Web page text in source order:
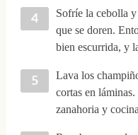
Sofríe la cebolla y
que se doren.
bien escurrida, y
Lava los
cortas en
zanahoria y